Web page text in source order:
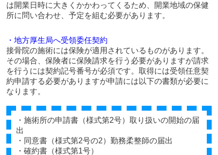
は開業日時に大きくかかわってくるため、開業地域の保健
所に問い合わせ、予定を組む必要があります。
・地方厚生局へ受領委任契約
接骨院の施術には保険が適用されているものがあります。
その場合、保険者に保険請求を行う必要がありますが請求
を行うには契約記号番号が必須です。取得には受領任意契
約申請する必要がありますが申請には以下の書類が必要に
なります。
・施術所の申請書（様式第2号）取り扱いの開始の届
出
・同意書（様式第2号の2）勤務柔整師の届出
・確約書（様式第1号）